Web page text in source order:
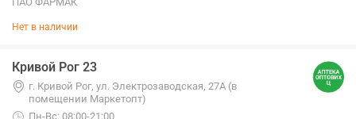
Нет в наличии
Кривой Рог 23
г. Кривой Рог, ул. Электрозаводская, 27А (в
помещении Маркетопт)
Пн-Вс: 08:00-21:00